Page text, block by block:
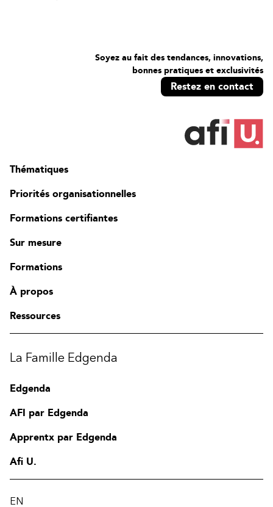
Soyez au fait des tendances, innovations,
bonnes pratiques et exclusivités
Restez en contact
Thématiques
Priorités organisationnelles
Formations certifiantes
Sur mesure
Formations
À propos
Ressources
La Famille Edgenda
Edgenda
AFI par Edgenda
Apprentx par Edgenda
Afi U.
EN